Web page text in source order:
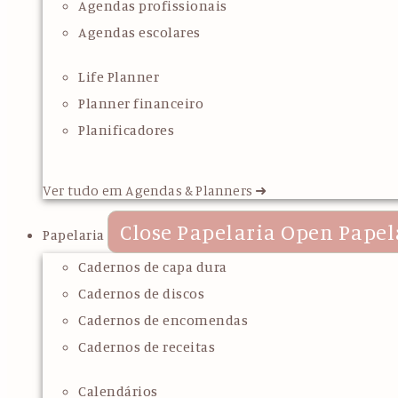
Agendas profissionais
Agendas escolares
Life Planner
Planner financeiro
Planificadores
Ver tudo em Agendas & Planners ➜
Papelaria Close Papelaria Open
Cadernos de capa dura
Cadernos de discos
Cadernos de encomendas
Cadernos de receitas
Calendários